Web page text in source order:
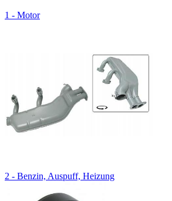
1 - Motor
2 - Benzin, Auspuff, Heizung